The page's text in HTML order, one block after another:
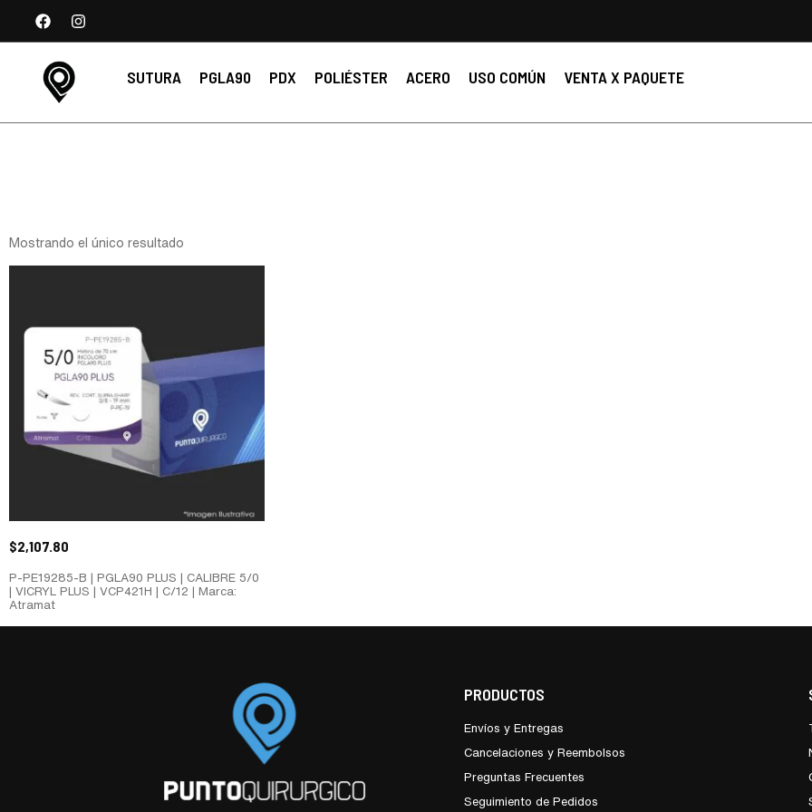
SUTURA PGLA90 PDX POLIÉSTER ACERO USO COMÚN VENTA X PAQUETE
Mostrando el único resultado
$2,107.80
P-PE19285-B | PGLA90 PLUS | CALIBRE 5/0
| VICRYL PLUS | VCP421H | C/12 | Marca:
Atramat
PRODUCTOS
Envíos y Entregas
Cancelaciones y Reembolsos
Preguntas Frecuentes
Seguimiento de Pedidos